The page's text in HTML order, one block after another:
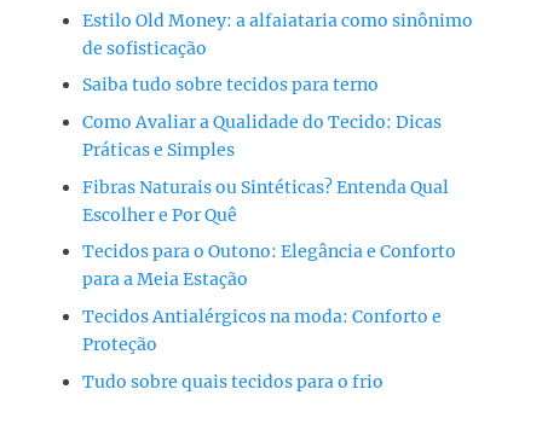
Estilo Old Money: a alfaiataria como sinônimo
de sofisticação
Saiba tudo sobre tecidos para terno
Como Avaliar a Qualidade do Tecido: Dicas
Práticas e Simples
Fibras Naturais ou Sintéticas? Entenda Qual
Escolher e Por Quê
Tecidos para o Outono: Elegância e Conforto
para a Meia Estação
Tecidos Antialérgicos na moda: Conforto e
Proteção
Tudo sobre quais tecidos para o frio